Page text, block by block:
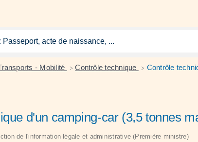
- Mobilité > Contrôle technique > Contrôle
d'un camping-car (3,5 tonnes
de l'information légale et administrative (Première ministre)